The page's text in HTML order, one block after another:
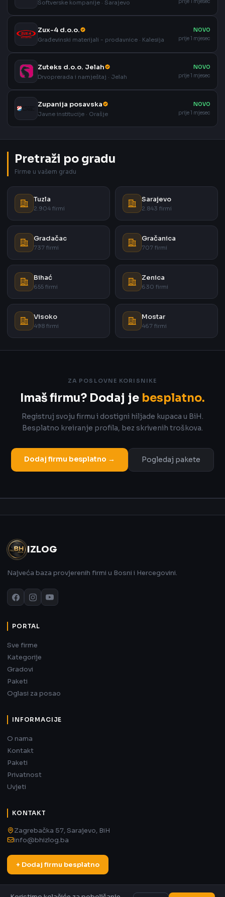
Softverske kompanije · Sarajevo
Zux-4 d.o.o.
Građevinski materijali - prodavnice · Kalesija
NOVO
prije 1 mjesec
Zuteks d.o.o. Jelah
Drvoprerada i namještaj · Jelah
NOVO
prije 1 mjesec
Zupanija posavska
Javne institucije · Orašje
NOVO
prije 1 mjesec
Pretraži po gradu
Firme u vašem gradu
Tuzla
2.904 firmi
Sarajevo
2.843 firmi
Gradačac
737 firmi
Gračanica
707 firmi
Bihać
655 firmi
Zenica
630 firmi
Visoko
498 firmi
Mostar
467 firmi
ZA POSLOVNE KORISNIKE
Imaš firmu? Dodaj je besplatno.
Registruj svoju firmu i dostigni hiljade kupaca u BiH.
Besplatno kreiranje profila, bez skrivenih troškova.
Dodaj firmu besplatno → Pogledaj pakete
IZLOG
Najveća baza provjerenih firmi u Bosni i Hercegovini.
PORTAL
Sve firme
Kategorije
Gradovi
Paketi
Oglasi za posao
INFORMACIJE
O nama
Kontakt
Paketi
Privatnost
Uvjeti
KONTAKT
Zagrebačka 57, Sarajevo, BiH
info@bhizlog.ba
+ Dodaj firmu besplatno